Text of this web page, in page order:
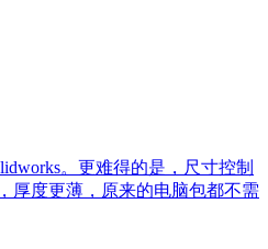
。更难得的是，尺寸控制
厚度更薄，原来的电脑包都不需